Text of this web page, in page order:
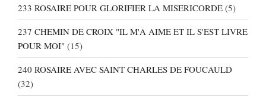
233 ROSAIRE POUR GLORIFIER LA MISERICORDE (5)
237 CHEMIN DE CROIX "IL M'A AIME ET IL S'EST LIVRE
POUR MOI" (15)
240 ROSAIRE AVEC SAINT CHARLES DE FOUCAULD
(32)